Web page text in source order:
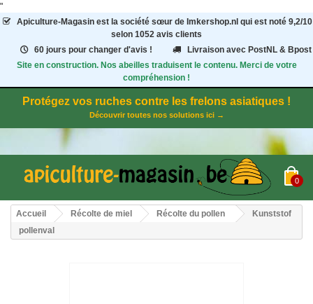
"
Apiculture-Magasinest la société sœur de Imkershop.nl qui est noté 9,2/10
selon 1052 avis clients
60 jours pour changer d'avis !
Livraison avec PostNL & Bpost
Site en construction. Nos abeilles traduisent le contenu. Merci de votre
compréhension !
Protégez vos ruches contre les frelons asiatiques !
Découvrir toutes nos solutions ici →
0
Accueil Récolte de miel Récolte du pollen
Kunststof
pollenval